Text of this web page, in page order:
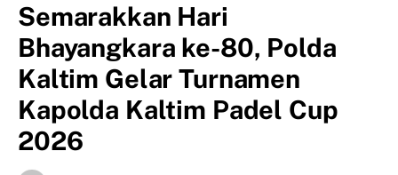
Semarakkan Hari
Bhayangkara ke-80, Polda
Kaltim Gelar Turnamen
Kapolda Kaltim Padel Cup
2026